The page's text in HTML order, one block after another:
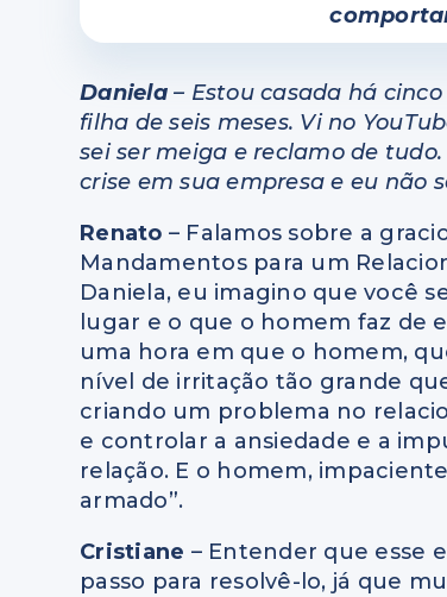
Daniela– Estou casada há
filha de seis meses. Vi no
sei ser meiga e reclamo de
crise em sua empresa e eu não
Renato – Falamos sobre a
Mandamentos para um
Daniela, eu imagino que você
lugar e o que o homem faz de
uma hora em que o homem,
nível de irritação tão grande
criando um problema no
e controlar a ansiedade e a
relação. E o homem,
armado”.
Cristiane – Entender que esse
passo para resolvê-lo, já que